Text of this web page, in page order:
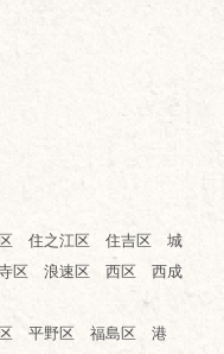
住之江区 住吉区 城
区 浪速区 西区 西成
平野区 福島区 港